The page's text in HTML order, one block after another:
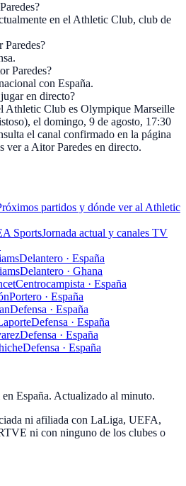
en el Athletic Club, club de
Paredes?
Paredes?
con España.
en directo?
Athletic Club es Olympique Marseille
el domingo, 9 de agosto, 17:30
el canal confirmado en la página
ver a Aitor Paredes en directo.
partidos y dónde ver al Athletic
SportsJornada actual y canales TV
Delantero · España
Delantero · Ghana
Centrocampista · España
Portero · España
Defensa · España
Defensa · España
Defensa · España
Defensa · España
España. Actualizado al minuto.
ni afiliada con LaLiga, UEFA,
ni con ninguno de los clubes o